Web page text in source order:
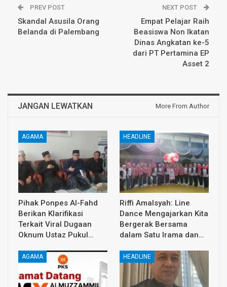
PREV POST
Skandal Asusila Orang
Belanda di Palembang
NEXT POST
Empat Pelajar Raih
Beasiswa Non Ikatan
Dinas Angkatan ke-5
dari PT Pertamina EP
Asset 2
JANGAN LEWATKAN More From Author
AGAMA
Pihak Ponpes Al-Fahd
Berikan Klarifikasi
Terkait Viral Dugaan
Oknum Ustaz Pukul…
HEADLINE
Riffi Amalsyah: Line
Dance Mengajarkan Kita
Bergerak Bersama
dalam Satu Irama dan…
AGAMA HEADLINE